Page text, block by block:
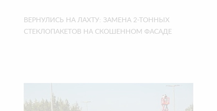
ВЕРНУЛИСЬ НА ЛАХТУ: ЗАМЕНА 2-ТОННЫХ
СТЕКЛОПАКЕТОВ НА СКОШЕННОМ ФАСАДЕ